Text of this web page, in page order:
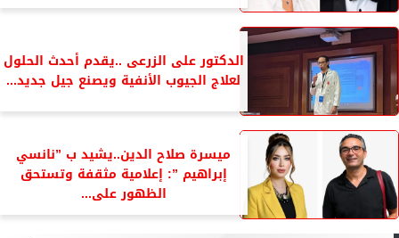
الدكتور على الزرعى ..يقدم أحدث الحلول
لعلاج الجيوب الأنفية ويصنع جيل جديد...
ميسرة صلاح الدين..يشيد ب ”نانسي
إبراهيم ”: إعلامية مثقفة وتستحق
الظهور على...